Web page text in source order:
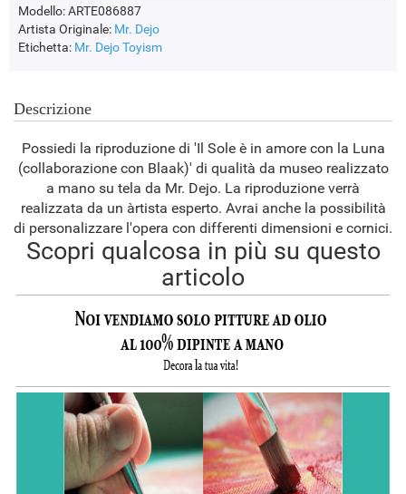
Modello: ARTE086887
Artista Originale: Mr. Dejo
Etichetta: Mr. DejoToyism
Descrizione
Possiedi la riproduzione di 'Il Sole è in amore con la Luna
(collaborazione con Blaak)' di qualità da museo realizzato
a mano su tela da Mr. Dejo. La riproduzione verrà
realizzata da un àrtista esperto. Avrai anche la possibilità
di personalizzare l'opera con differenti dimensioni e cornici.
Scopri qualcosa in più su questo
articolo